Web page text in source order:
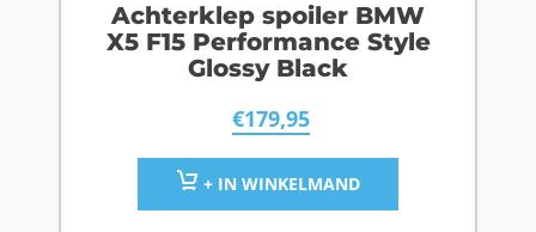
Achterklep spoiler BMW
X5 F15 Performance Style
Glossy Black
€179,95
+ IN WINKELMAND